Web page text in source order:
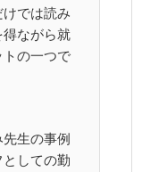
では読み
ながら就
の一つで
生の事例
しての勤